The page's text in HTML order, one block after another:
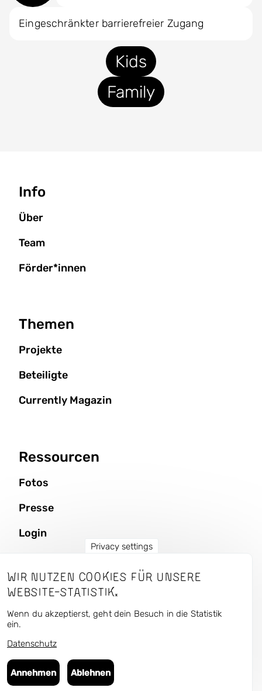
Kids
Family
Eingeschränkter barrierefreier Zugang
CURRENT — Kunst und
Urbaner Raum
Folge uns in den unsozialen Medien:
Bluesky, Instagram,
© 2025 Art Public Space — Culture Matters gUG
Info
Über
Team
Förder*innen
Themen
Projekte
Beteiligte
Currently Magazin
Ressourcen
Fotos
Presse
Login
Privacy settings
Wir nutzen Cookies für unsere
Website-Statistik.
Wenn du akzeptierst, geht dein Besuch in die Statistik
ein.
Datenschutz
Annehmen Ablehnen